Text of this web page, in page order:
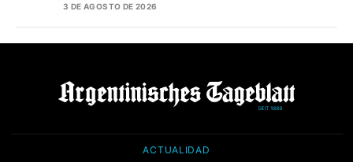
3 DE AGOSTO DE 2026
ACTUALIDAD